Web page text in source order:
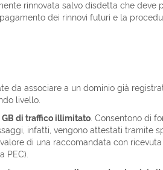
rinnovata salvo disdetta che deve
dei rinnovi futuri e la
da associare a un dominio già
livello.
GB di traffico illimitato. Consentono di
infatti, vengono attestati tramite
di una raccomandata con
PEC).